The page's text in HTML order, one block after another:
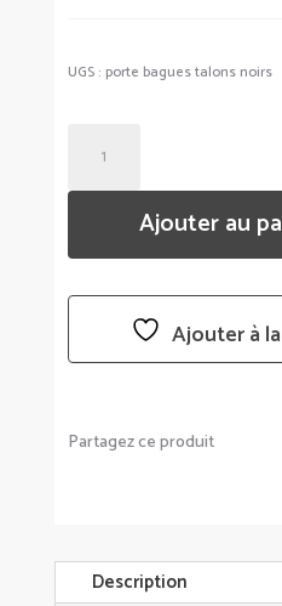
UGS : porte bagues talons noirs
PORTE
TALON
NOIR
Ajouter au
Ajouter à
Partagez ce produit
Description